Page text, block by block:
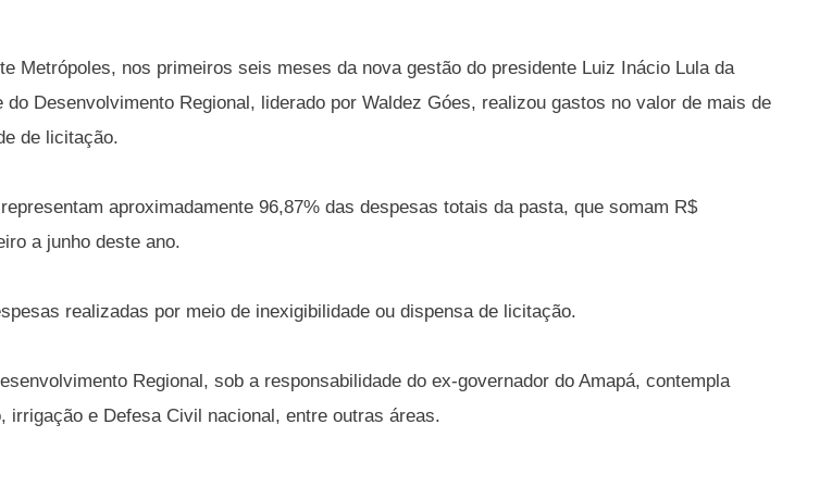
Metrópoles, nos primeiros seis meses da nova gestão do presidente Luiz Inácio Lula da
Desenvolvimento Regional, liderado por Waldez Góes, realizou gastos no valor de mais de
de licitação.
aproximadamente 96,87% das despesas totais da pasta, que somam R$
a junho deste ano.
realizadas por meio de inexigibilidade ou dispensa de licitação.
Regional, sob a responsabilidade do ex-governador do Amapá, contempla
irrigação e Defesa Civil nacional, entre outras áreas.